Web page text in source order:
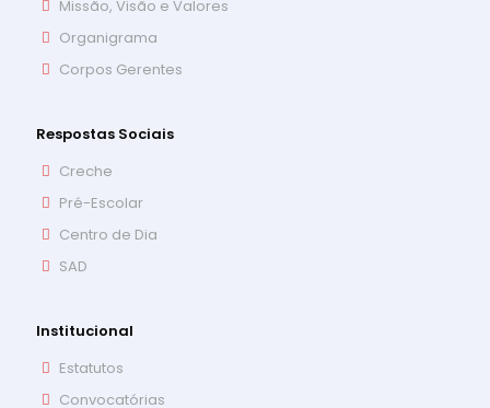
Missão, Visão e Valores
Organigrama
Corpos Gerentes
Respostas Sociais
Creche
Pré-Escolar
Centro de Dia
SAD
Institucional
Estatutos
Convocatórias